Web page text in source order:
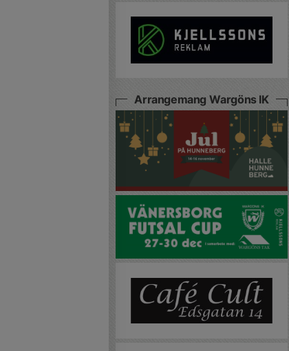
Arrangemang Wargöns IK